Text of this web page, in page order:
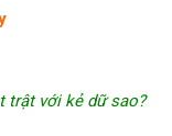
trật với kẻ dữ sao?